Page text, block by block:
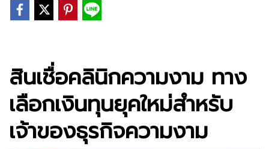
สินเชื่อคลินิกความงาม ทาง
เลือกเงินทุนยุคใหม่สำหรับ
เจ้าของธุรกิจความงาม